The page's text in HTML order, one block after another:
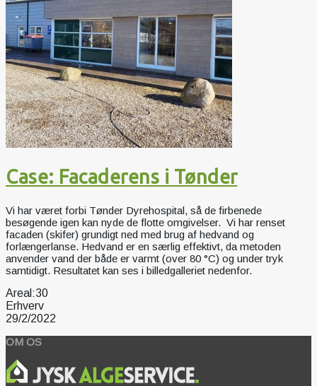
Case: Facaderens i Tønder
Vi har været forbi Tønder Dyrehospital, så de firbenede
besøgende igen kan nyde de flotte omgivelser. Vi har renset
facaden (skifer) grundigt ned med brug af hedvand og
forlængerlanse. Hedvand er en særlig effektivt, da metoden
anvender vand der både er varmt (over 80 °C) og under tryk
samtidigt. Resultatet kan ses i billedgalleriet nedenfor.
Areal:30
Erhverv
29/2/2022
OM OS